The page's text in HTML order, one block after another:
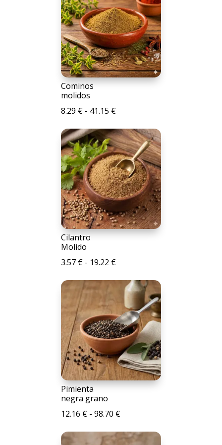
Cominos
molidos
8.29 € - 41.15 €Rango
precios:
desde
8.29 €
hasta
41.15 €
Cilantro
Molido
3.57 € - 19.22 €Rango
precios:
3.57 €
hasta
19.22 €
Pimienta
negra grano
12.16 € - 98.70 €Rango
precios: